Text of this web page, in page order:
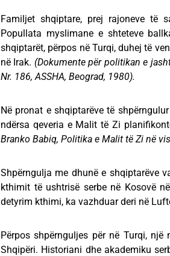
Familjet shqiptare, prej rajoneve të
Popullata myslimane e shteteve
shqiptarët, përpos në Turqi, duhej të
në Irak. (Dokumente për politikan e
Nr. 186, ASSHA, Beograd, 1980).
Në pronat e shqiptarëve të
ndërsa qeveria e Malit të Zi
Branko Babiq, Politika e Malit të Zi në
Shpërngulja me dhunë e shqiptarëve
kthimit të ushtrisë serbe në Kosovë
detyrim kthimi, ka vazhduar deri në
Përpos shpërnguljes për në Turqi,
Shqipëri. Historiani dhe akademiku